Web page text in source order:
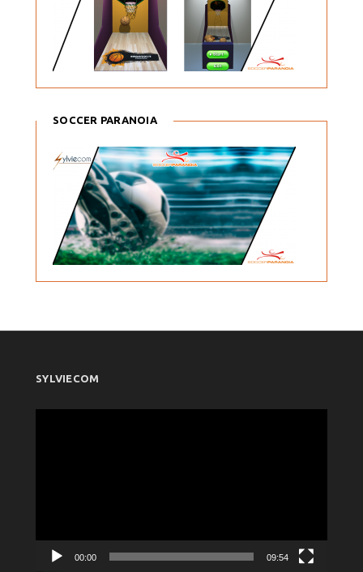
SOCCER PARANOIA
SYLVIECOM
00:00 09:54